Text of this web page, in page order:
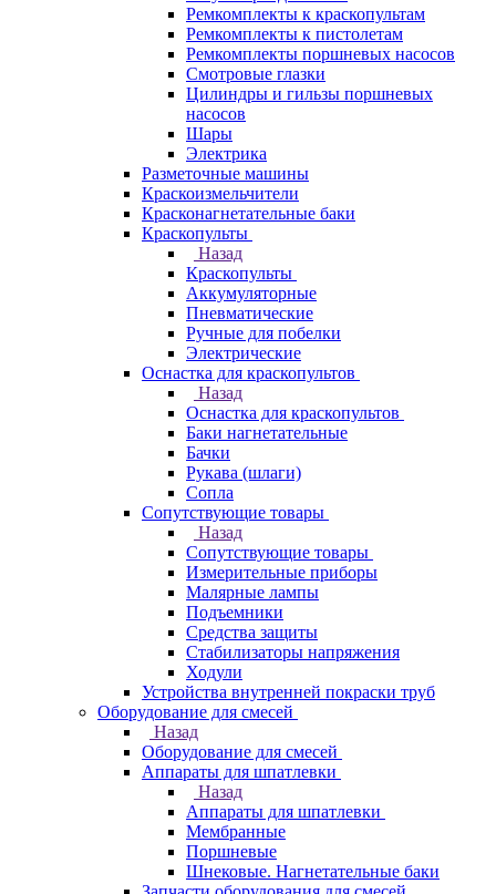
Ремкомплекты к краскопультам
Ремкомплекты к пистолетам
Ремкомплекты поршневых насосов
Смотровые глазки
Цилиндры и гильзы поршневых
насосов
Шары
Электрика
Разметочные машины
Краскоизмельчители
Красконагнетательные баки
Краскопульты
Назад
Краскопульты
Аккумуляторные
Пневматические
Ручные для побелки
Электрические
Оснастка для краскопультов
Назад
Оснастка для краскопультов
Баки нагнетательные
Бачки
Рукава (шлаги)
Сопла
Сопутствующие товары
Назад
Сопутствующие товары
Измерительные приборы
Малярные лампы
Подъемники
Средства защиты
Стабилизаторы напряжения
Ходули
Устройства внутренней покраски труб
Оборудование для смесей
Назад
Оборудование для смесей
Аппараты для шпатлевки
Назад
Аппараты для шпатлевки
Мембранные
Поршневые
Шнековые. Нагнетательные баки